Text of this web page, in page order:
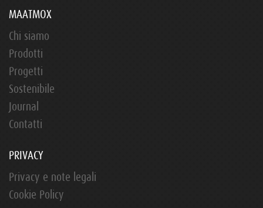
MAATMOX
Chi siamo
Prodotti
Progetti
Sostenibile
Journal
Contatti
PRIVACY
Privacy e note legali
Cookie Policy